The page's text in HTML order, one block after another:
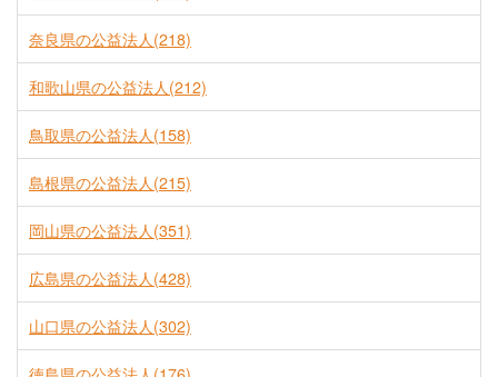
奈良県の公益法人(218)
和歌山県の公益法人(212)
鳥取県の公益法人(158)
島根県の公益法人(215)
岡山県の公益法人(351)
広島県の公益法人(428)
山口県の公益法人(302)